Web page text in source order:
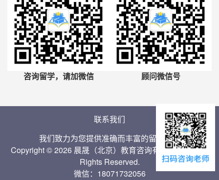
咨询留学，请加微信 顾问微信号
联系我们
我们致力为您提供准确而丰富的留学信息
Copyright © 2026 晨晟（北京）教育咨询有限公司 Inc. All
Rights Reserved.
微信：18071732056